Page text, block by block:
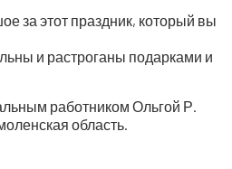
за этот празд­ник, кото­рый вы
и рас­тро­га­ны подар­ка­ми и
работ­ни­ком Оль­гой Р.
область.